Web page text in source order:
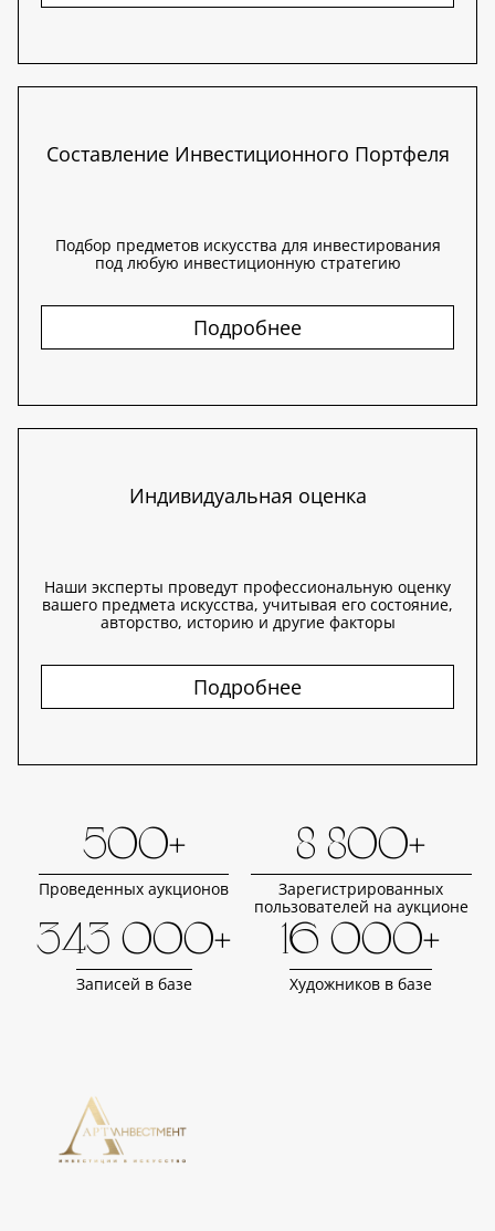
Составление Инвестиционного Портфеля
Подбор предметов искусства для инвестирования
под любую инвестиционную стратегию
Подробнее
Индивидуальная оценка
Наши эксперты проведут профессиональную оценку
вашего предмета искусства, учитывая его состояние,
авторство, историю и другие факторы
Подробнее
500+
Проведенных аукционов
8 800+
Зарегистрированных
пользователей на аукционе
343 000+
Записей в базе
16 000+
Художников в базе